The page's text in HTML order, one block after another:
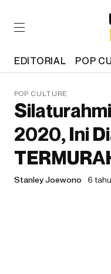
EDITORIAL POP
POP CULTURE
2020, Ini
Stanley Joewono 6